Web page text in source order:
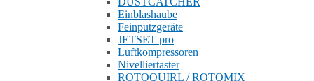
Einblashaube
Feinputzgeräte
JETSET pro
Luftkompressoren
Nivelliertaster
ROTOQUIRL / ROTOMIX